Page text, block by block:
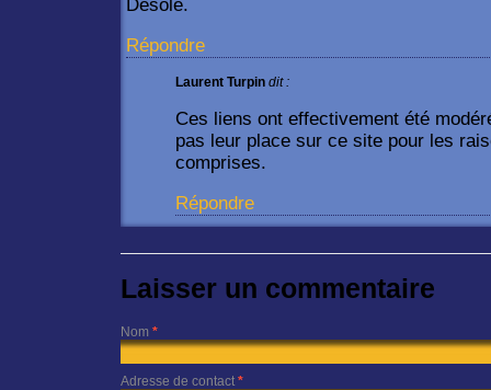
Désolé.
Répondre
Laurent Turpin dit :
Ces liens ont effectivement été
pas leur place sur ce site pour les
comprises.
Répondre
Laisser un commentaire
Nom *
Adresse de contact *